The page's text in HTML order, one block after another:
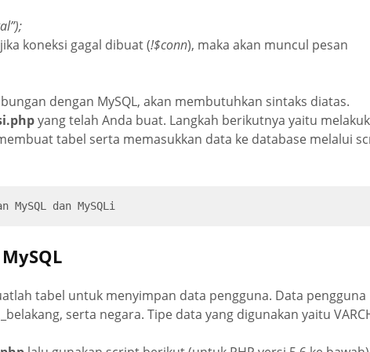
koneksi gagal dibuat (!$conn), maka akan muncul pesan
dengan MySQL, akan membutuhkan sintaks diatas.
yang telah Anda buat. Langkah berikutnya yaitu
tabel serta memasukkan data ke database melalui
MySQL dan MySQLi
tabel untuk menyimpan data pengguna. Data pengguna
serta negara. Tipe data yang digunakan yaitu